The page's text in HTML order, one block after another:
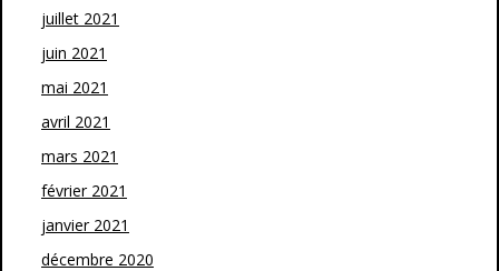
juillet 2021
juin 2021
mai 2021
avril 2021
mars 2021
février 2021
janvier 2021
décembre 2020